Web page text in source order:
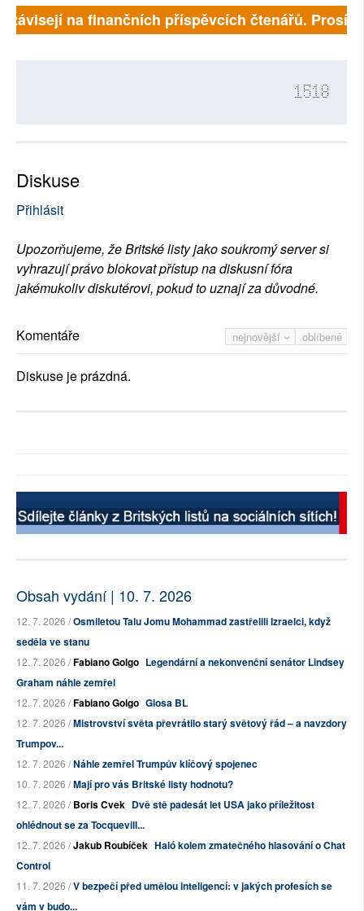
na finančních příspěvcích čtenářů.
1518
Diskuse
Přihlásit
Upozorňujeme, že Britské listy jako soukromý server si
vyhrazují právo blokovat přístup na diskusní fóra
jakémukoliv diskutérovi, pokud to uznají za důvodné.
nejnovější oblíbené
Komentáře
Diskuse je prázdná.
Obsah vydání | 10. 7. 2026
12. 7. 2026 /Osmiletou Talu Jomu Mohammad zastřelili Izraelci, když
seděla ve stanu
12. 7. 2026 /Fabiano Golgo Legendární a nekonvenční senátor Lindsey
Graham náhle zemřel
12. 7. 2026 /Fabiano Golgo Glosa BL
12. 7. 2026 /Mistrovství světa převrátilo starý světový řád – a navzdory
Trumpov...
12. 7. 2026 /Náhle zemřel Trumpův klíčový spojenec
10. 7. 2026 /Mají pro vás Britské listy hodnotu?
12. 7. 2026 /Boris Cvek Dvě stě padesát let USA jako příležitost
ohlédnout se za Tocquevill...
12. 7. 2026 /Jakub Roubíček Haló kolem zmatečného hlasování o Chat
Control
11. 7. 2026 /V bezpečí před umělou inteligencí: v jakých profesích se
vám v budo...